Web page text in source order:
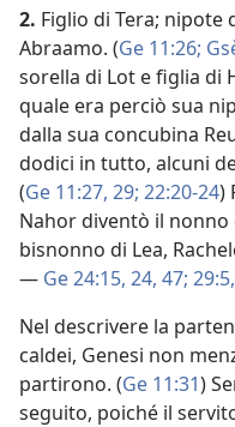
2. Figlio di Tera; nipote
Abraamo. (Ge 11:26;
sorella di Lot e figlia di
quale era perciò sua
dalla sua concubina
dodici in tutto, alcuni
(Ge 11:27, 29; 22:20-24)
Nahor diventò il nonno
bisnonno di Lea,
— Ge 24:15, 24, 47; 29:5,
Nel descrivere la
caldei, Genesi non
partirono. (Ge 11:31)
seguito, poiché il